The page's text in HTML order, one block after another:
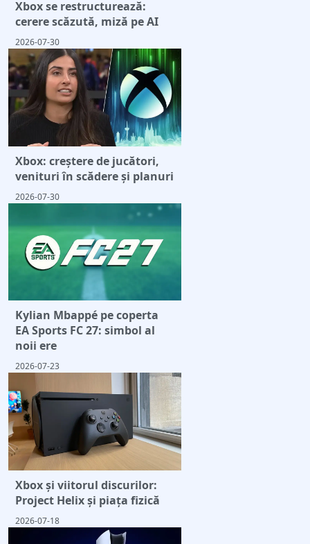
Xbox se restructurează:
cerere scăzută, miză pe AI
2026-07-30
Xbox: creștere de jucători,
venituri în scădere și planuri
2026-07-30
Kylian Mbappé pe coperta
EA Sports FC 27: simbol al
noii ere
2026-07-23
Xbox și viitorul discurilor:
Project Helix și piața fizică
2026-07-18